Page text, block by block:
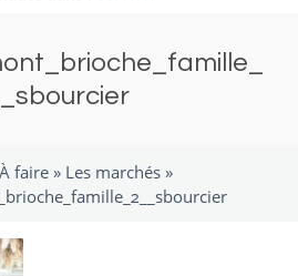
À faire» Les marchés»